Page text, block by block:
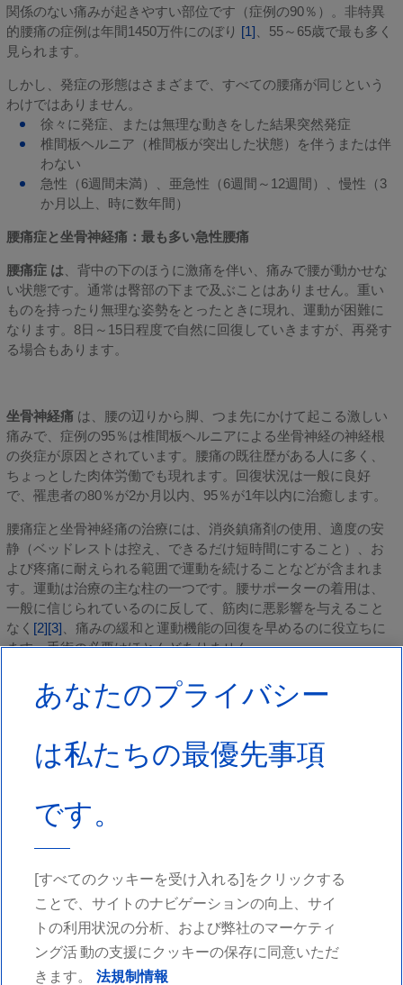
関係のない痛みが起きやすい部位です（症例の90％）。非特異
的腰痛の症例は年間1450万件にのぼり [1] 、55～65歳で最も多く
見られます。
しかし、発症の形態はさまざまで、すべての腰痛が同じという
わけではありません。
徐々に発症、または無理な動きをした結果突然発症
椎間板ヘルニア（椎間板が突出した状態）を伴うまたは伴
わない
急性（6週間未満）、亜急性（6週間～12週間）、慢性（3
か月以上、時に数年間）
腰痛症と坐骨神経痛：最も多い急性腰痛
腰痛症 は 、背中の下のほうに激痛を伴い、痛みで腰が動かせな
い状態です。通常は臀部の下まで及ぶことはありません。重い
ものを持ったり無理な姿勢をとったときに現れ、運動が困難に
なります。8日～15日程度で自然に回復していきますが、再発す
る場合もあります。
坐骨神経痛 は、腰の辺りから脚、つま先にかけて起こる激しい
痛みで、症例の95％は椎間板ヘルニアによる坐骨神経の神経根
の炎症が原因とされています。腰痛の既往歴がある人に多く、
ちょっとした肉体労働でも現れます。回復状況は一般に良好
で、罹患者の80％が2か月以内、95％が1年以内に治癒します。
腰痛症と坐骨神経痛の治療には、消炎鎮痛剤の使用、適度の安
静（ベッドレストは控え、できるだけ短時間にすること）、お
よび疼痛に耐えられる範囲で運動を続けることなどが含まれま
す。運動は治療の主な柱の一つです。腰サポーターの着用は、
一般に信じられているのに反して、筋肉に悪影響を与えること
なく [2][3] 、痛みの緩和と運動機能の回復を早めるのに役立ちに
ます。手術の必要はほとんどありません。
痛みが続くときは…
慢性の腰痛 は
、腰痛が継続することで起きたり、特定の理由な
傷によって引き起こされ、長時間の同一姿勢や筋力不足、スト
レスなどは発症を促す要因となります。治療としては、鎮痛剤
ます。いずれも痛みを緩和して運動機能を向上するのに効果的
ソーシャルメディアでフォロー
あなたのプライバシー
は私たちの最優先事項
です。
[すべてのクッキーを受け入れる]をクリックする
ことで、サイトのナビゲーションの向上、サイ
トの利用状況の分析、および弊社のマーケティ
ング活 動の支援にクッキーの保存に同意いただ
きます。 法規制情報